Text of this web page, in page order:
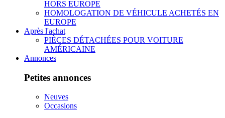
HORS EUROPE
HOMOLOGATION DE VÉHICULE ACHETÉS EN
EUROPE
Après l'achat
PIÈCES DÉTACHÉES POUR VOITURE
AMÉRICAINE
Annonces
Petites annonces
Neuves
Occasions